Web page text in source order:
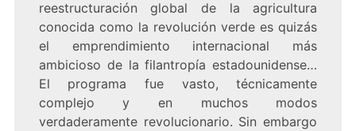
reestructuración global de la agricultura
conocida como la revolución verde es quizás
el emprendimiento internacional más
ambicioso de la filantropía estadounidense…
El programa fue vasto, técnicamente
complejo y en muchos modos
verdaderamente revolucionario. Sin embargo